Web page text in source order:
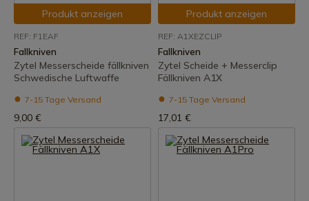
Produkt anzeigen
REF: F1EAF
Fallkniven
Zytel Messerscheide fällkniven
Schwedische Luftwaffe
7-15 Tage Versand
9,00 €
Produkt anzeigen
REF: A1XEZCLIP
Fallkniven
Zytel Scheide + Messerclip
Fällkniven A1X
7-15 Tage Versand
17,01 €